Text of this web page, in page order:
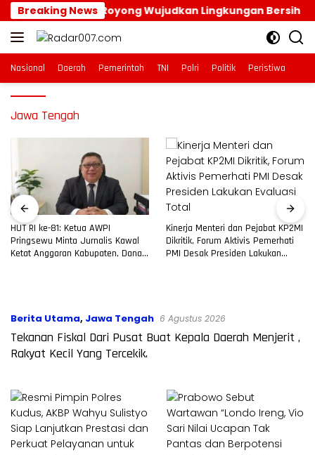
Langsung
ke
konten
Breaking News
Gotong Royong Wujudkan Lingkungan Bersih
Nasional Daerah Pemerintah TNI Polri Politik Peristiwa
Jawa Tengah
HUT RI ke-81: Ketua AWPI
Pringsewu Minta Jurnalis Kawal
Ketat Anggaran Kabupaten, Dana
Kinerja Menteri dan Pejabat KP2MI
Dikritik, Forum Aktivis Pemerhati
PMI Desak Presiden Lakukan
Berita Utama, Jawa Tengah 6 Agustus 2026
Tekanan Fiskal Dari Pusat Buat Kepala Daerah Menjerit ,
Rakyat Kecil Yang Tercekik.